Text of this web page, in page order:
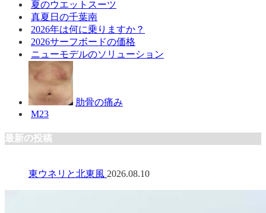
夏のウエットスーツ
真夏日の千葉南
2026年は何に乗りますか？
2026サーフボードの価格
ニューモデルのソリューション
肋骨の痛み
M23
最新の投稿
東ウネリと北東風 2026.08.10